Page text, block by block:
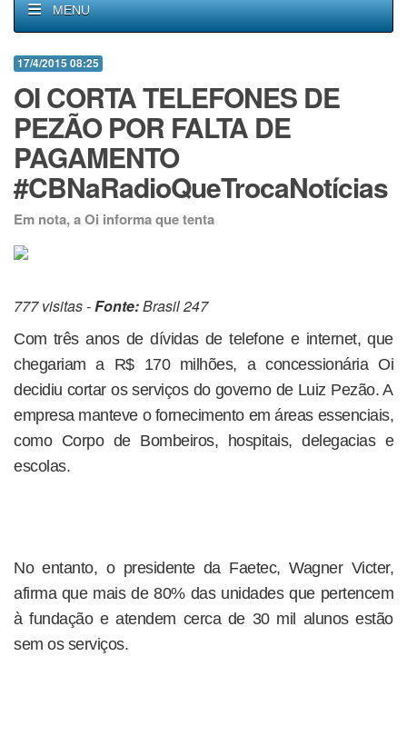
MENU
17/4/2015 08:25
OI CORTA TELEFONES DE
PEZÃO POR FALTA DE
PAGAMENTO
#CBNaRadioQueTrocaNotícias
Em nota, a Oi informa que tenta
777 visitas -Fonte:Brasil 247
Com três anos de dívidas de telefone e internet, que
chegariam a R$ 170 milhões, a concessionária Oi
decidiu cortar os serviços do governo de Luiz Pezão. A
empresa manteve o fornecimento em áreas essenciais,
como Corpo de Bombeiros, hospitais, delegacias e
escolas.
No entanto, o presidente da Faetec, Wagner Victer,
afirma que mais de 80% das unidades que pertencem
à fundação e atendem cerca de 30 mil alunos estão
sem os serviços.